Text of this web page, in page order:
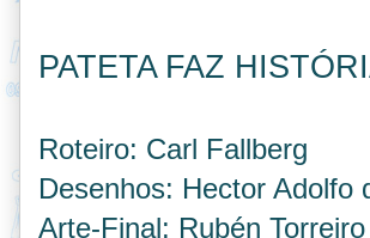
PATETA FAZ
Roteiro: Carl Fallberg
Desenhos: Hector Adolfo
Arte-Final: Rubén Torreiro